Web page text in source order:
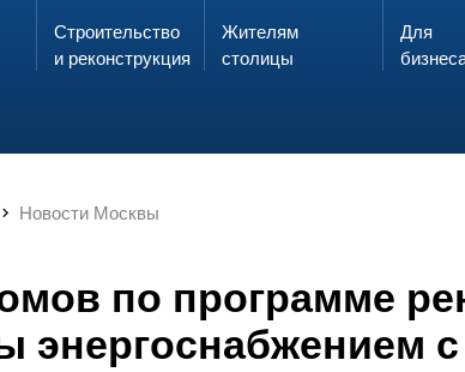
Строительство
и реконструкция
Жителям
столицы
Для
Новости Москвы
по программе
энергоснабжением